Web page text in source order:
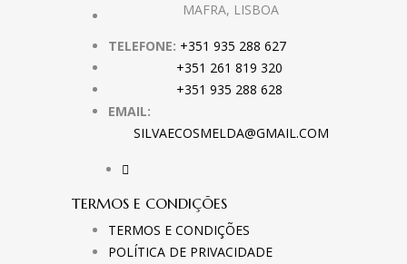
MAFRA, LISBOA
TELEFONE: +351 935 288 627
+351 261 819 320
+351 935 288 628
EMAIL:
SILVAECOSMELDA@GMAIL.COM
TERMOS E CONDIÇÕES
TERMOS E CONDIÇÕES
POLÍTICA DE PRIVACIDADE